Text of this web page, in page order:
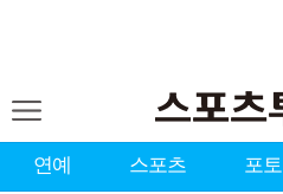
연예 스포츠 포토